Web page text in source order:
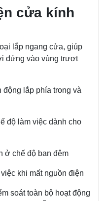
cửa kính
lắp ngang cửa, giúp
đứng vào vùng trượt
động lắp phía trong và
độ làm việc dành cho
ở chế độ ban đêm
khi mất nguồn điện
soát toàn bộ hoạt động